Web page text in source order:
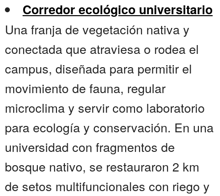
Corredor ecológico universitario
Una franja de vegetación nativa y
conectada que atraviesa o rodea el
campus, diseñada para permitir el
movimiento de fauna, regular
microclima y servir como laboratorio
para ecología y conservación. En una
universidad con fragmentos de
bosque nativo, se restauraron 2 km
de setos multifuncionales con riego y